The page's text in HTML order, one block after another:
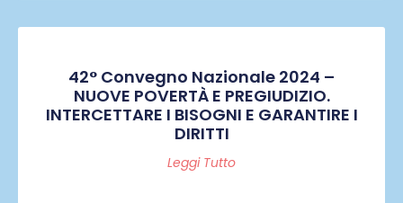
42° Convegno Nazionale 2024 –
NUOVE POVERTÀ E PREGIUDIZIO.
INTERCETTARE I BISOGNI E GARANTIRE I
DIRITTI
Leggi Tutto